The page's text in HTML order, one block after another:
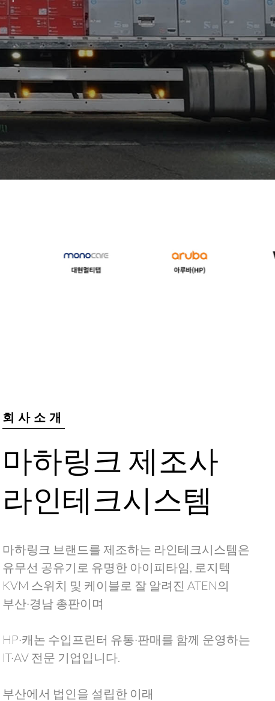
회사소개
마하링크 제조사
라인테크시스템
마하링크 브랜드를 제조하는 라인테크시스템은
유무선 공유기로 유명한 아이피타임, 로지텍
KVM 스위치 및 케이블로 잘 알려진 ATEN의
부산·경남 총판이며
HP·캐논 수입프린터 유통·판매를 함께 운영하는
IT·AV 전문 기업입니다.
부산에서 법인을 설립한 이래